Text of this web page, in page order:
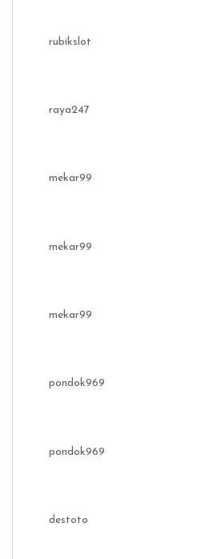
rubikslot
raya247
mekar99
mekar99
mekar99
pondok969
pondok969
destoto